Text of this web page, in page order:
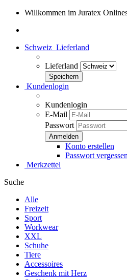
Willkommen im Juratex
Schweiz Lieferland
Lieferland
Kundenlogin
Kundenlogin
E-Mail
Passwort
Konto erstellen
Passwort
Merkzettel
Suche
Alle
Freizeit
Sport
Workwear
XXL
Schuhe
Tiere
Accessoires
Geschenk mit Herz